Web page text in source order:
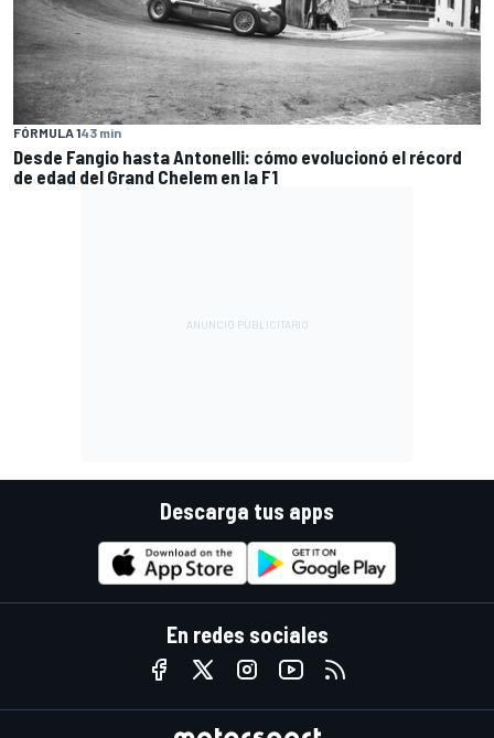
FÓRMULA 143 min
Desde Fangio hasta Antonelli: cómo evolucionó el récord
de edad del Grand Chelem en la F1
Descarga tus apps
En redes sociales